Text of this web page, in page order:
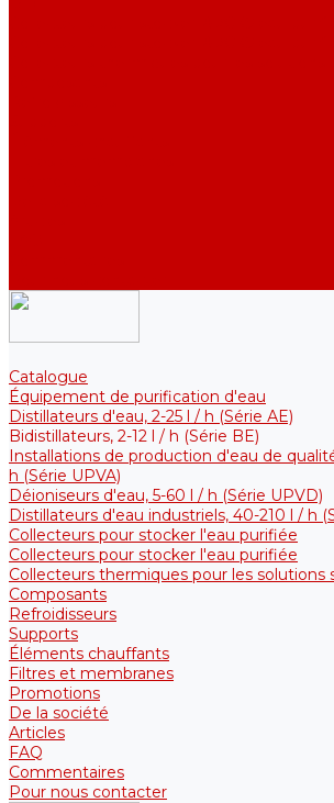
Catalogue
Équipement de purification d'eau
Distillateurs d'eau, 2-25 l / h (Série АE)
Bidistillateurs, 2-12 l / h (Série BE)
Installations de production d'eau de
h (Série UPVA)
Déioniseurs d'eau, 5-60 l / h (Série UPVD)
Distillateurs d'eau industriels, 40-210 l / h
Collecteurs pour stocker l'eau purifiée
Collecteurs pour stocker l'eau purifiée
Collecteurs thermiques pour les solutions
Composants
Refroidisseurs
Supports
Éléments chauffants
Filtres et membranes
Promotions
De la société
Articles
FAQ
Commentaires
Pour nous contacter